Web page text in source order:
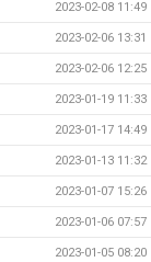
2023-02-08 11:49
2023-02-06 13:31
2023-02-06 12:25
2023-01-19 11:33
2023-01-17 14:49
2023-01-13 11:32
2023-01-07 15:26
2023-01-06 07:57
2023-01-05 08:20